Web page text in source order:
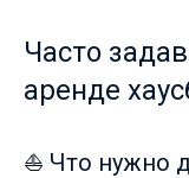
Часто
аренде
⛵ Что нужно